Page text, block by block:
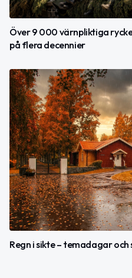
Över 9 000 värnpliktiga
på flera decennier
Regn i sikte – temadagar